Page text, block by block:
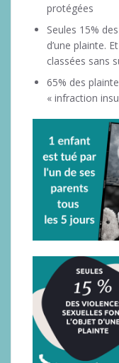
protégées
Seules 15%
d’une plainte.
classées sans
65% des
« infraction